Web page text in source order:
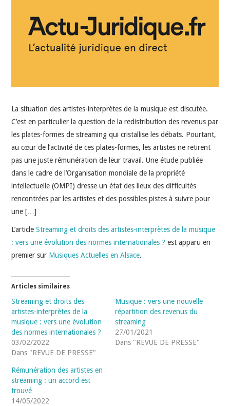
La situation des artistes-interprètes de la musique est discutée.
C’est en particulier la question de la redistribution des revenus par
les plates-formes de streaming qui cristallise les débats. Pourtant,
au cœur de l’activité de ces plates-formes, les artistes ne retirent
pas une juste rémunération de leur travail. Une étude publiée
dans le cadre de l’Organisation mondiale de la propriété
intellectuelle (OMPI) dresse un état des lieux des difficultés
rencontrées par les artistes et des possibles pistes à suivre pour
une […]
L’articleStreaming et droits des artistes-interprètes de la musique
: vers une évolution des normes internationales ? est apparu en
premier sur Musiques Actuelles en Alsace.
Articles similaires
Streaming et droits des
artistes-interprètes de la
musique : vers une évolution
des normes internationales ?
03/02/2022
Dans "REVUE DE PRESSE"
Musique : vers une nouvelle
répartition des revenus du
streaming
27/01/2021
Dans "REVUE DE PRESSE"
Rémunération des artistes en
streaming : un accord est
trouvé
14/05/2022